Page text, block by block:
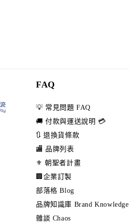
FAQ
💡 常見問題 FAQ
🚚 付款與運送說明 💳
🔃 退換貨條款
🏬 品牌列表
⚜️ 朝聖者計畫
🏢企業訂製
部落格 Blog
品牌知識庫 Brand Knowledge
雜談 Chaos